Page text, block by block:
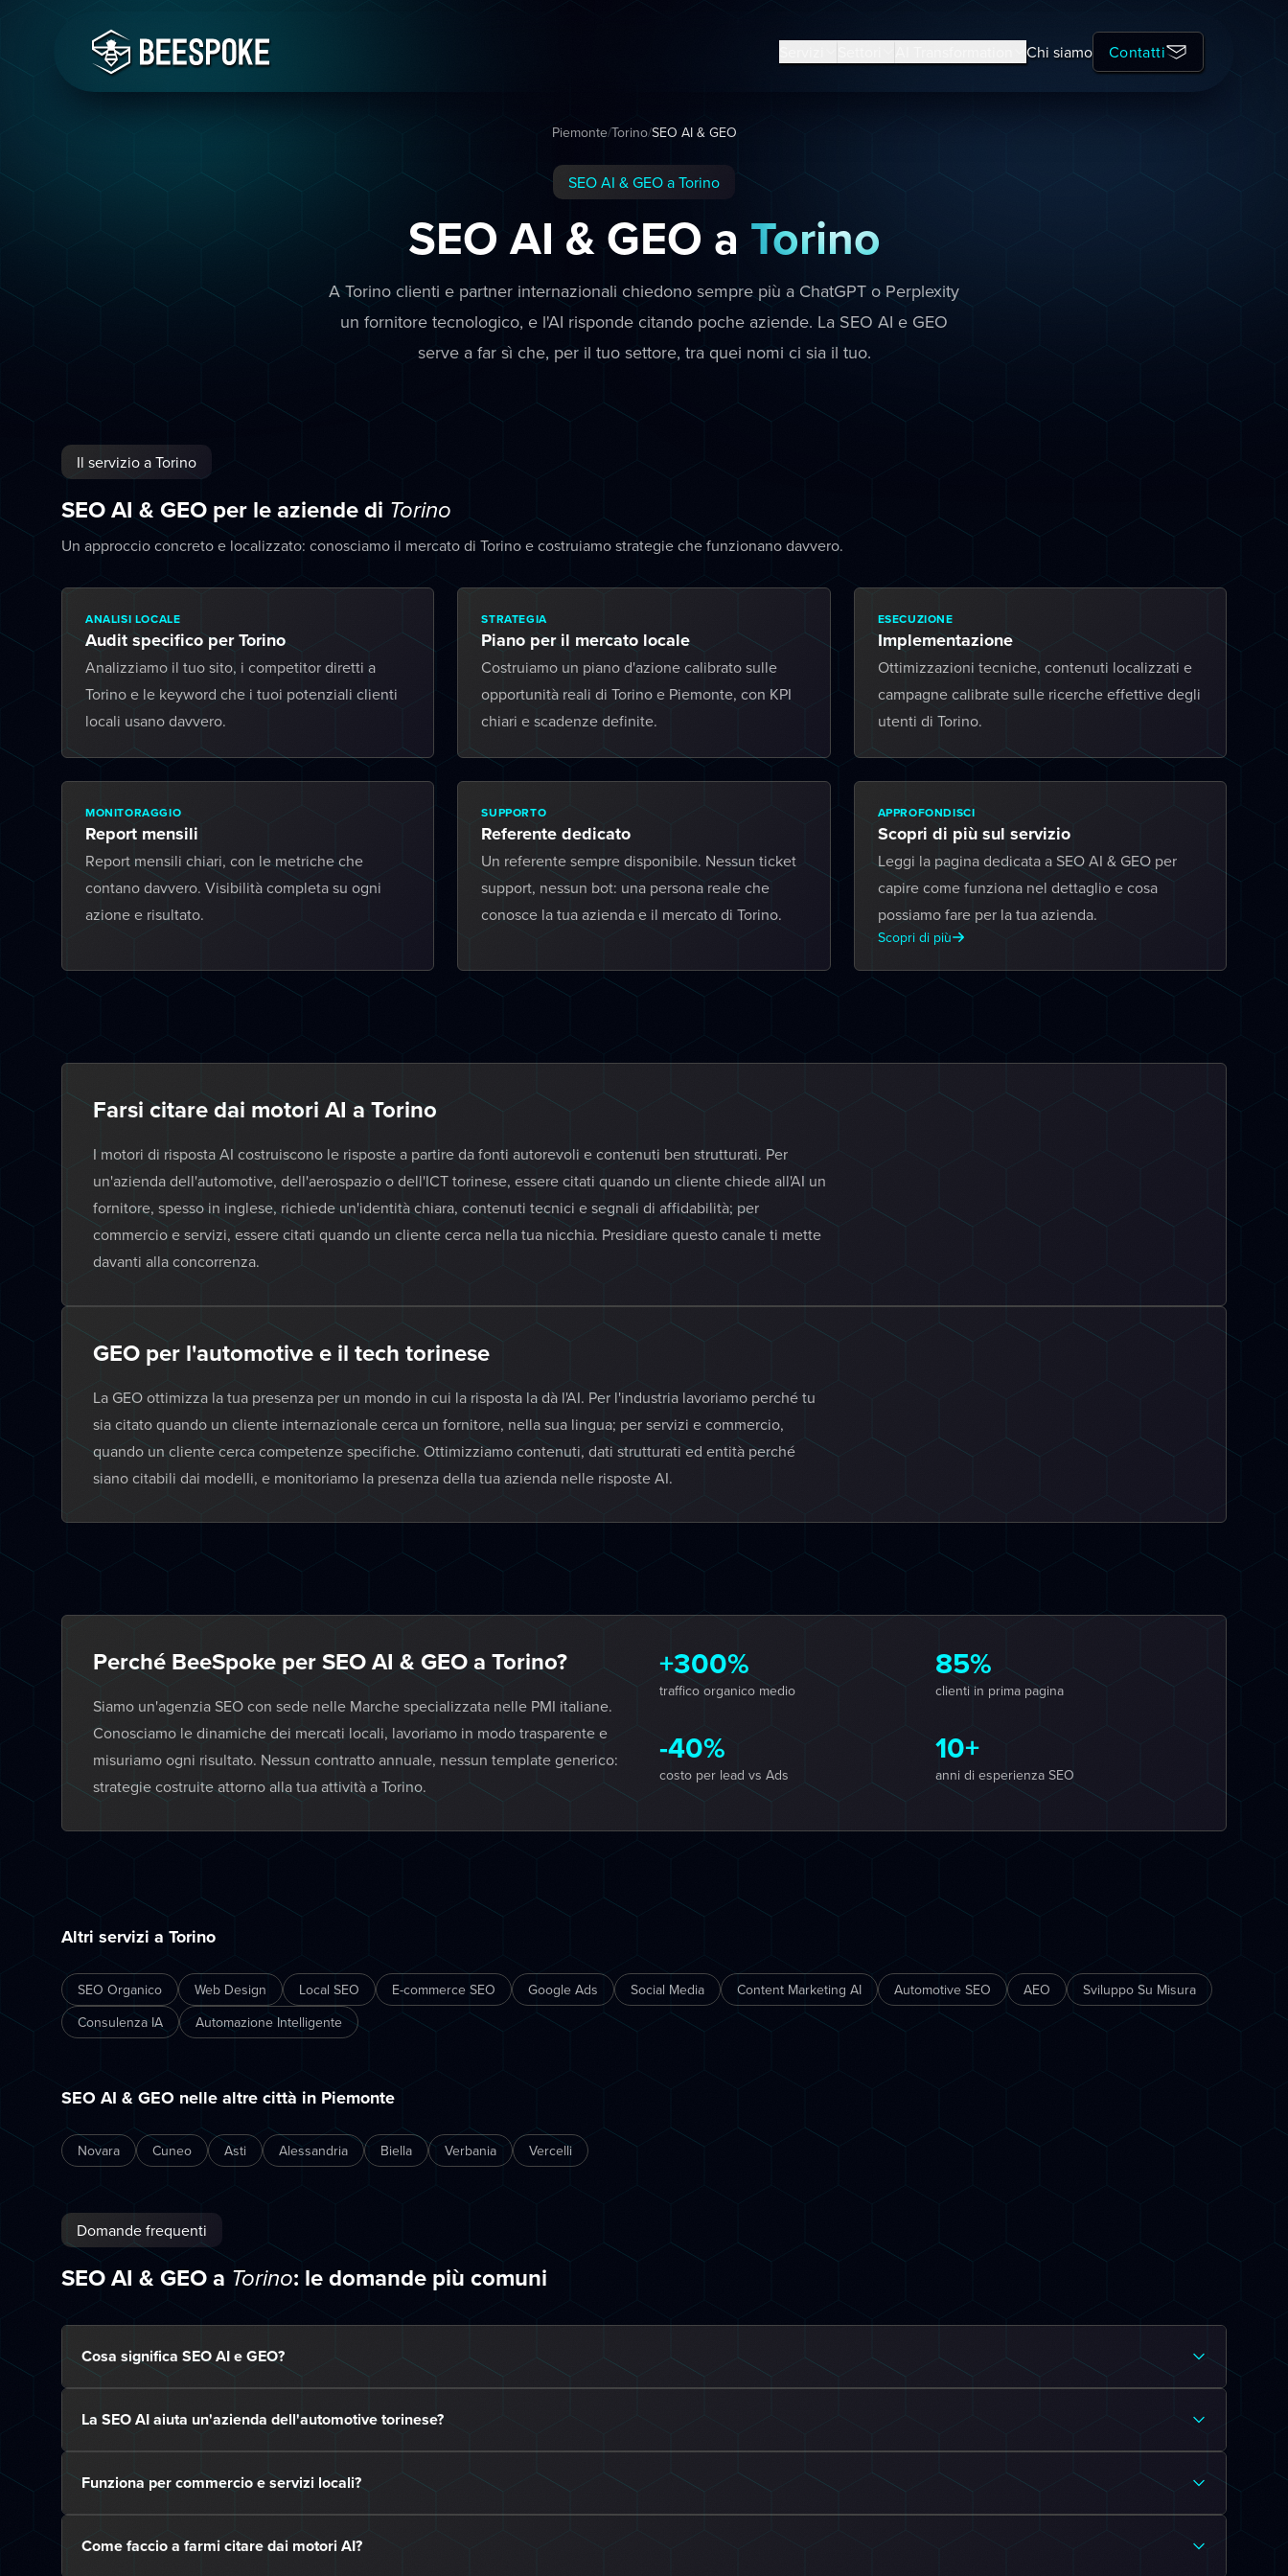
Chi siamo Contatti
Piemonte/Torino/SEO AI & GEO
SEO AI & GEO a Torino
SEO AI & GEO a Torino
A Torino clienti e partner internazionali chiedono sempre più a ChatGPT o Perplexity
un fornitore tecnologico, e l'AI risponde citando poche aziende. La SEO AI e GEO
serve a far sì che, per il tuo settore, tra quei nomi ci sia il tuo.
Il servizio a Torino
SEO AI & GEO per le aziende di Torino
Un approccio concreto e localizzato: conosciamo il mercato di Torino e costruiamo strategie che funzionano davvero.
ANALISI LOCALE
Audit specifico per Torino
Analizziamo il tuo sito, i competitor diretti a
Torino e le keyword che i tuoi potenziali clienti
locali usano davvero.
STRATEGIA
Piano per il mercato locale
Costruiamo un piano d'azione calibrato sulle
opportunità reali di Torino e Piemonte, con KPI
chiari e scadenze definite.
ESECUZIONE
Implementazione
Ottimizzazioni tecniche, contenuti localizzati e
campagne calibrate sulle ricerche effettive degli
utenti di Torino.
MONITORAGGIO
Report mensili
Report mensili chiari, con le metriche che
contano davvero. Visibilità completa su ogni
azione e risultato.
SUPPORTO
Referente dedicato
Un referente sempre disponibile. Nessun ticket
support, nessun bot: una persona reale che
conosce la tua azienda e il mercato di Torino.
APPROFONDISCI
Scopri di più sul servizio
Leggi la pagina dedicata a SEO AI & GEO per
capire come funziona nel dettaglio e cosa
possiamo fare per la tua azienda.
Scopri di più
Farsi citare dai motori AI a Torino
I motori di risposta AI costruiscono le risposte a partire da fonti autorevoli e contenuti ben strutturati. Per
un'azienda dell'automotive, dell'aerospazio o dell'ICT torinese, essere citati quando un cliente chiede all'AI un
fornitore, spesso in inglese, richiede un'identità chiara, contenuti tecnici e segnali di affidabilità; per
commercio e servizi, essere citati quando un cliente cerca nella tua nicchia. Presidiare questo canale ti mette
davanti alla concorrenza.
GEO per l'automotive e il tech torinese
La GEO ottimizza la tua presenza per un mondo in cui la risposta la dà l'AI. Per l'industria lavoriamo perché tu
sia citato quando un cliente internazionale cerca un fornitore, nella sua lingua; per servizi e commercio,
quando un cliente cerca competenze specifiche. Ottimizziamo contenuti, dati strutturati ed entità perché
siano citabili dai modelli, e monitoriamo la presenza della tua azienda nelle risposte AI.
Perché BeeSpoke per SEO AI & GEO a Torino?
Siamo un'agenzia SEO con sede nelle Marche specializzata nelle PMI italiane.
Conosciamo le dinamiche dei mercati locali, lavoriamo in modo trasparente e
misuriamo ogni risultato. Nessun contratto annuale, nessun template generico:
strategie costruite attorno alla tua attività a Torino.
+300%
traffico organico medio
85%
clienti in prima pagina
-40%
costo per lead vs Ads
10+
anni di esperienza SEO
Altri servizi a Torino
SEO Organico Web Design Local SEO E-commerce SEO Google Ads Social Media Content Marketing AI Automotive SEO AEO
Sviluppo Su Misura
Consulenza IA
Automazione Intelligente
SEO AI & GEO nelle altre città in Piemonte
Novara Cuneo Asti Alessandria Biella Verbania Vercelli
Domande frequenti
SEO AI & GEO a Torino: le domande più comuni
Cosa significa SEO AI e GEO?
La SEO AI aiuta un'azienda dell'automotive torinese?
Funziona per commercio e servizi locali?
Come faccio a farmi citare dai motori AI?